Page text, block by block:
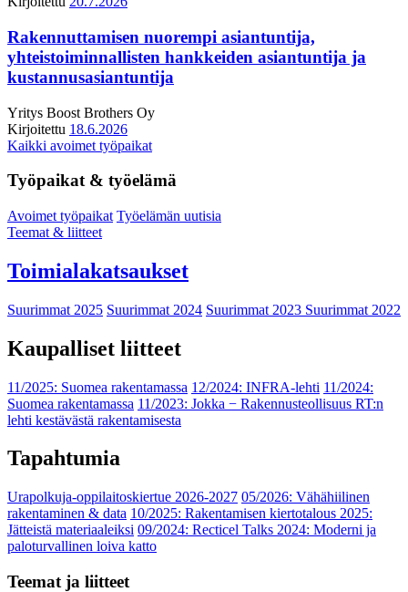
Rakennuttamisen nuorempi asiantuntija,
yhteistoiminnallisten hankkeiden asiantuntija ja
kustannusasiantuntija
Yritys Boost Brothers Oy
Kirjoitettu 18.6.2026
Kaikki avoimet työpaikat
Työpaikat & työelämä
Avoimet työpaikat Työelämän uutisia
Teemat & liitteet
Toimialakatsaukset
Suurimmat 2025 Suurimmat 2024 Suurimmat 2023 Suurimmat 2022
Kaupalliset liitteet
11/2025: Suomea rakentamassa 12/2024: INFRA-lehti 11/2024:
Suomea rakentamassa 11/2023: Jokka − Rakennusteollisuus RT:n
lehti kestävästä rakentamisesta
Tapahtumia
Urapolkuja-oppilaitoskiertue 2026-2027 05/2026: Vähähiilinen
rakentaminen & data 10/2025: Rakentamisen kiertotalous 2025:
Jätteistä materiaaleiksi 09/2024: Recticel Talks 2024: Moderni ja
paloturvallinen loiva katto
Teemat ja liitteet